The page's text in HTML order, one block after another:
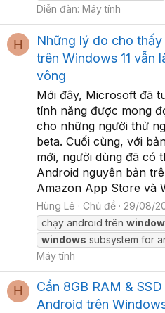
Diễn đàn: Máy tính
H
Những lý do cho
trên Windows 11 vẫn
vông
Mới đây, Microsoft đã
tính năng được mong
cho những người thử
beta. Cuối cùng, với
mới, người dùng đã có
Android nguyên bản
Amazon App Store và
Hùng Lê Chủ đề 29/08/
chạy android trên
windows subsystem for
Máy tính
H
Cần 8GB RAM &
Android trên